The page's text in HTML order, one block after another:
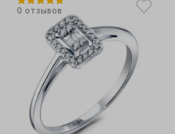
0 отзывов